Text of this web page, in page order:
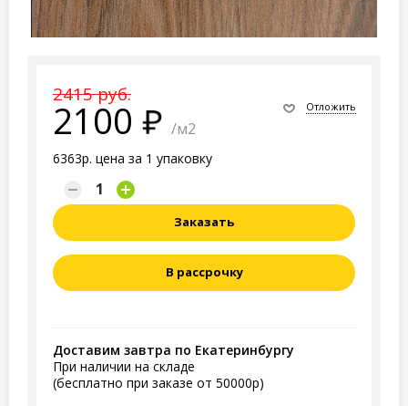
2415 руб.
2100 /м2
6363р. цена за 1 упаковку
Отложить
Заказать
В рассрочку
Доставим завтра по Екатеринбургу
При наличии на складе
(бесплатно при заказе от 50000р)